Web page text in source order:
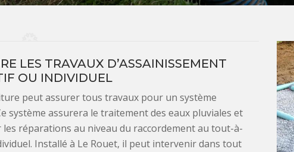
LES TRAVAUX D’ASSAINISSEMENT
OU INDIVIDUEL
peut assurer tous travaux pour un système
système assurera le traitement des eaux pluviales et
réparations au niveau du raccordement au tout-à-
Installé à Le Rouet, il peut intervenir dans tout